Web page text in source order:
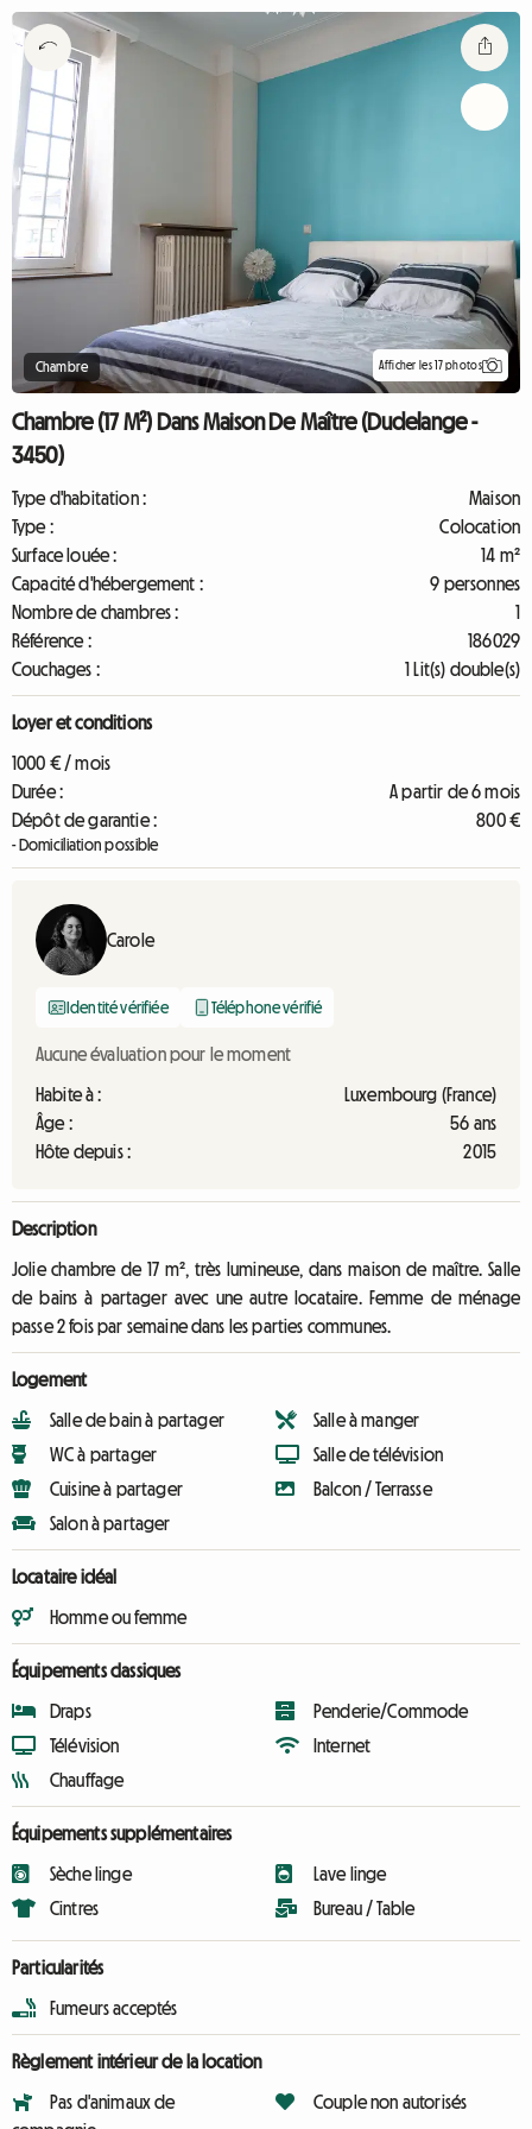
Chambre Afficher les 17 photos
Chambre (17 M²) Dans Maison De Maître (Dudelange -
3450)
Type d'habitation :
Maison
Type :
Colocation
Surface louée :
14 m²
Capacité d'hébergement :
9 personnes
Nombre de chambres :
1
Référence :
186029
Couchages :
1 Lit(s) double(s)
Loyer et conditions
1000 € / mois
Durée :
A partir de 6 mois
Dépôt de garantie :
800 €
- Domiciliation possible
Carole
Identité vérifiée Téléphone vérifié
Aucune évaluation pour le moment
Habite à :
Luxembourg (France)
Âge :
56 ans
Hôte depuis :
2015
Description
Jolie chambre de 17 m², très lumineuse, dans maison de maître. Salle
de bains à partager avec une autre locataire. Femme de ménage
passe 2 fois par semaine dans les parties communes.
Logement
Salle de bain à partager
WC à partager
Cuisine à partager
Salon à partager
Salle à manger
Salle de télévision
Balcon / Terrasse
Locataire idéal
Homme ou femme
Équipements classiques
Draps
Télévision
Chauffage
Penderie/Commode
Internet
Équipements supplémentaires
Sèche linge
Cintres
Lave linge
Bureau / Table
Particularités
Fumeurs acceptés
Règlement intérieur de la location
Pas d'animaux de
Couple non autorisés